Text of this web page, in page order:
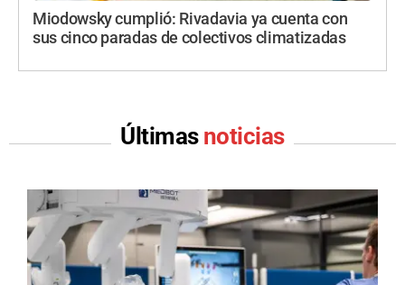
Miodowsky cumplió: Rivadavia ya cuenta con
sus cinco paradas de colectivos climatizadas
Últimas noticias